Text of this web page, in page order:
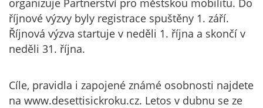
organizuje Partnerství pro městskou mobilitu. Do
říjnové výzvy byly registrace spuštěny 1. září.
Říjnová výzva startuje v neděli 1. října a skončí v
neděli 31. října.
Cíle, pravidla i zapojené známé osobnosti najdete
na www.desettisickroku.cz. Letos v dubnu se ze